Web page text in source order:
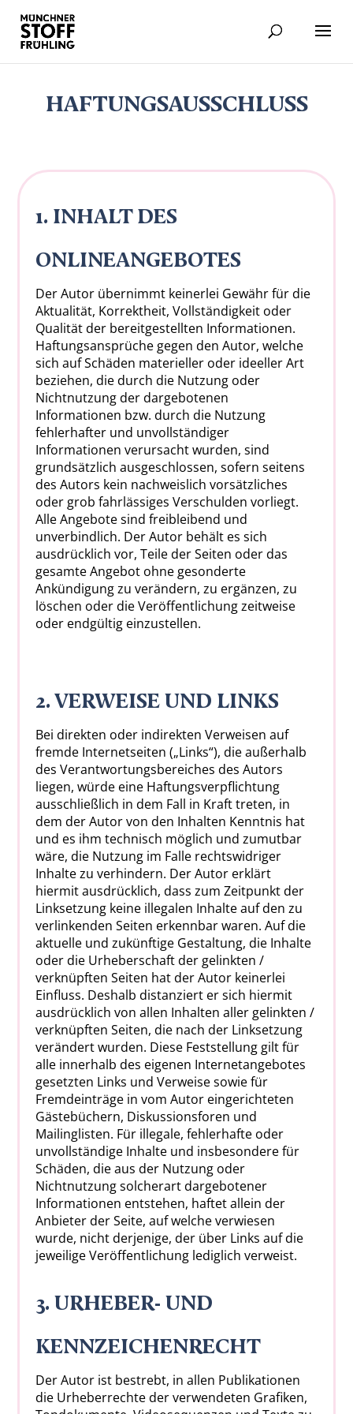
HAFTUNGSAUSSCHLUSS
1. INHALT DES
ONLINEANGEBOTES
Der Autor übernimmt keinerlei Gewähr für die
Aktualität, Korrektheit, Vollständigkeit oder
Qualität der bereitgestellten Informationen.
Haftungsansprüche gegen den Autor, welche
sich auf Schäden materieller oder ideeller Art
beziehen, die durch die Nutzung oder
Nichtnutzung der dargebotenen
Informationen bzw. durch die Nutzung
fehlerhafter und unvollständiger
Informationen verursacht wurden, sind
grundsätzlich ausgeschlossen, sofern seitens
des Autors kein nachweislich vorsätzliches
oder grob fahrlässiges Verschulden vorliegt.
Alle Angebote sind freibleibend und
unverbindlich. Der Autor behält es sich
ausdrücklich vor, Teile der Seiten oder das
gesamte Angebot ohne gesonderte
Ankündigung zu verändern, zu ergänzen, zu
löschen oder die Veröffentlichung zeitweise
oder endgültig einzustellen.
2. VERWEISE UND LINKS
Bei direkten oder indirekten Verweisen auf
fremde Internetseiten („Links“), die außerhalb
des Verantwortungsbereiches des Autors
liegen, würde eine Haftungsverpflichtung
ausschließlich in dem Fall in Kraft treten, in
dem der Autor von den Inhalten Kenntnis hat
und es ihm technisch möglich und zumutbar
wäre, die Nutzung im Falle rechtswidriger
Inhalte zu verhindern. Der Autor erklärt
hiermit ausdrücklich, dass zum Zeitpunkt der
Linksetzung keine illegalen Inhalte auf den zu
verlinkenden Seiten erkennbar waren. Auf die
aktuelle und zukünftige Gestaltung, die Inhalte
oder die Urheberschaft der gelinkten /
verknüpften Seiten hat der Autor keinerlei
Einfluss. Deshalb distanziert er sich hiermit
ausdrücklich von allen Inhalten aller gelinkten /
verknüpften Seiten, die nach der Linksetzung
verändert wurden. Diese Feststellung gilt für
alle innerhalb des eigenen Internetangebotes
gesetzten Links und Verweise sowie für
Fremdeinträge in vom Autor eingerichteten
Gästebüchern, Diskussionsforen und
Mailinglisten. Für illegale, fehlerhafte oder
unvollständige Inhalte und insbesondere für
Schäden, die aus der Nutzung oder
Nichtnutzung solcherart dargebotener
Informationen entstehen, haftet allein der
Anbieter der Seite, auf welche verwiesen
wurde, nicht derjenige, der über Links auf die
jeweilige Veröffentlichung lediglich verweist.
3. URHEBER- UND
KENNZEICHENRECHT
Der Autor ist bestrebt, in allen Publikationen
die Urheberrechte der verwendeten Grafiken,